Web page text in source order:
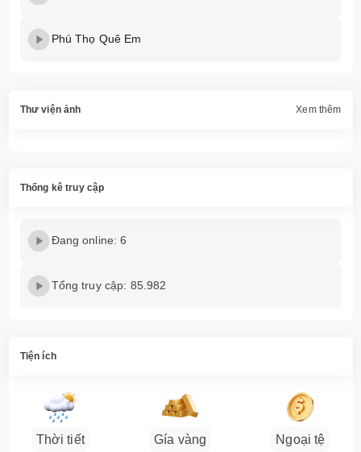
Phú Thọ Quê Em
Thư viện ảnh Xem thêm
Thống kê truy cập
Đang online: 6
Tổng truy cập: 85.982
Tiện ích
Thời tiết Gía vàng Ngoại tệ